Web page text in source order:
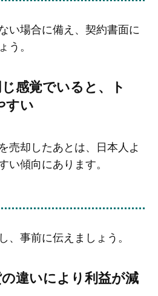
い場合に備え、契約書面に
。
感覚でいると、ト
すい
売却したあとは、日本人よ
い傾向にあります。
、事前に伝えましょう。
違いにより利益が減